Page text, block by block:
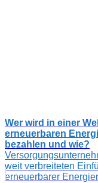
Wer wird in einer
erneuerbaren
bezahlen und wie?
weit verbreiteten
erneuerbarer